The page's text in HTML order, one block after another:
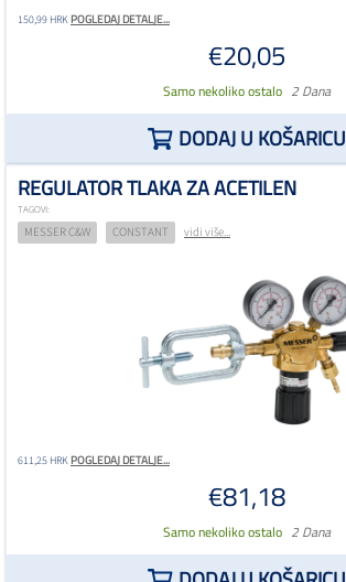
150,99 HRKPOGLEDAJ DETALJE...
€20,05
Samo nekoliko ostalo 2 Dana
DODAJ U KOŠARICU
REGULATOR TLAKA ZA ACETILEN
TAGOVI:
MESSER C&W CONSTANT vidi više...
611,25 HRKPOGLEDAJ DETALJE...
€81,18
Samo nekoliko ostalo 2 Dana